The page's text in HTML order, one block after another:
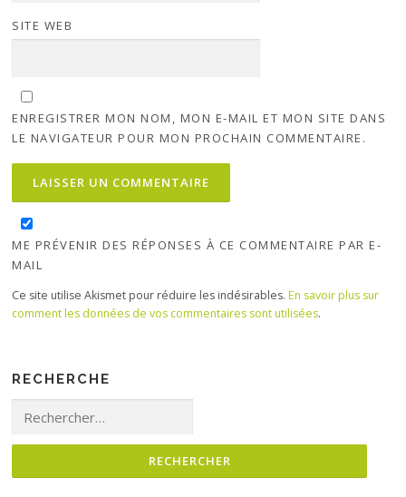
SITE WEB
ENREGISTRER MON NOM, MON E-MAIL ET MON SITE DANS
LE NAVIGATEUR POUR MON PROCHAIN COMMENTAIRE.
ME PRÉVENIR DES RÉPONSES À CE COMMENTAIRE PAR E-
MAIL
Ce site utilise Akismet pour réduire les indésirables.En savoir plus sur
comment les données de vos commentaires sont utilisées.
RECHERCHE